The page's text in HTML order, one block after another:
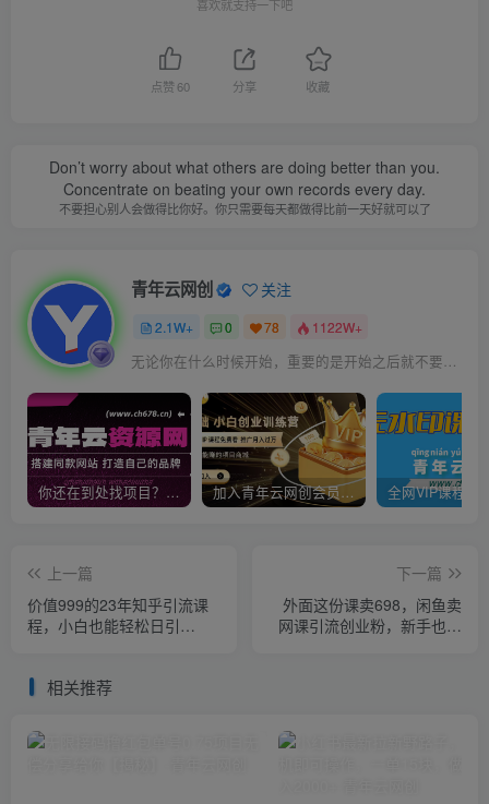
喜欢就支持一下吧
点赞60 分享 收藏
Don’t worry about what others are doing better than you.
Concentrate on beating your own records every day.
不要担心别人会做得比你好。你只需要每天都做得比前一天好就可以了
青年云网创 关注
2.1W+ 0 78 1122W+
无论你在什么时候开始，重要的是开始之后就不要停止
你还在到处找项目？还在当韭菜？我靠卖项目一个月收入5万+，曾经我也是个失败者。 加入青年云网创会员，全站资源免费学习。加入高级合伙人，推广日入1000+
上一篇
价值999的23年知乎引流课
程，小白也能轻松日引
下一篇
外面这份课卖698，闲鱼卖
网课引流创业粉，新手也可
相关推荐